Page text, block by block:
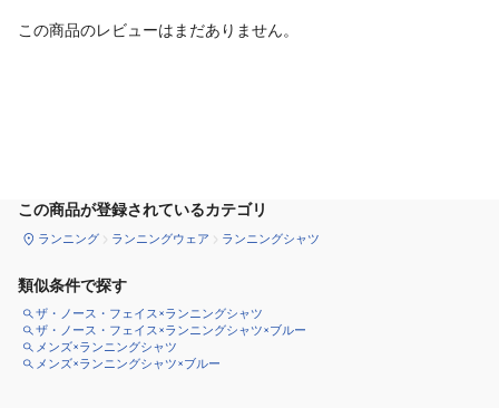
この商品のレビューはまだありません。
この商品が登録されているカテゴリ
ランニング ランニングウェア ランニングシャツ
類似条件で探す
ザ・ノース・フェイス×ランニングシャツ
ザ・ノース・フェイス×ランニングシャツ×ブルー
メンズ×ランニングシャツ
メンズ×ランニングシャツ×ブルー